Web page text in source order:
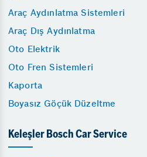
Araç Aydınlatma Sistemleri
Araç Dış Aydınlatma
Oto Elektrik
Oto Fren Sistemleri
Kaporta
Boyasız Göçük Düzeltme
Keleşler Bosch Car Service